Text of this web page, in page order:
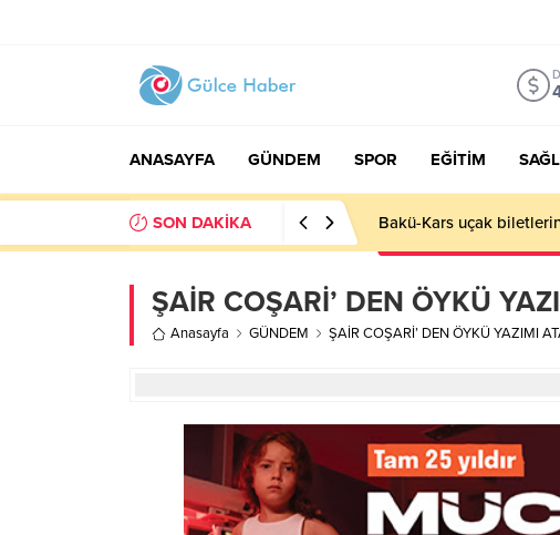
ANASAYFA GÜNDEM SPOR EĞİTİM
SON DAKİKA Bakü-Kars uçak
ŞAİR COŞARİ’ DEN ÖYKÜ
Anasayfa GÜNDEM ŞAİR COŞARİ’ DEN ÖYKÜ YAZIMI